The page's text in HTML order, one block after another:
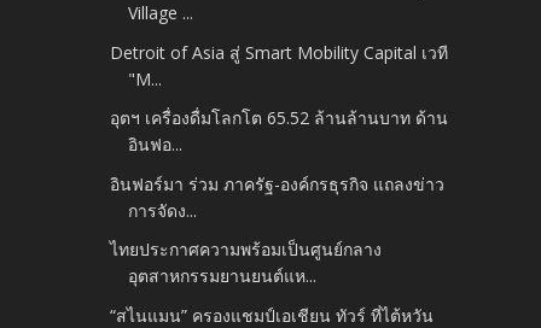
Village ...
Detroit of Asia สู่ Smart Mobility Capital เวที
"M...
อุตฯ เครื่องดื่มโลกโต 65.52 ล้านล้านบาท ด้าน
อินฟอ...
อินฟอร์มา ร่วม ภาครัฐ-องค์กรธุรกิจ แถลงข่าว
การจัดง...
ไทยประกาศความพร้อมเป็นศูนย์กลาง
อุตสาหกรรมยานยนต์แห...
“สไนแมน” ครองแชมป์เอเชียน ทัวร์ ที่ไต้หวัน